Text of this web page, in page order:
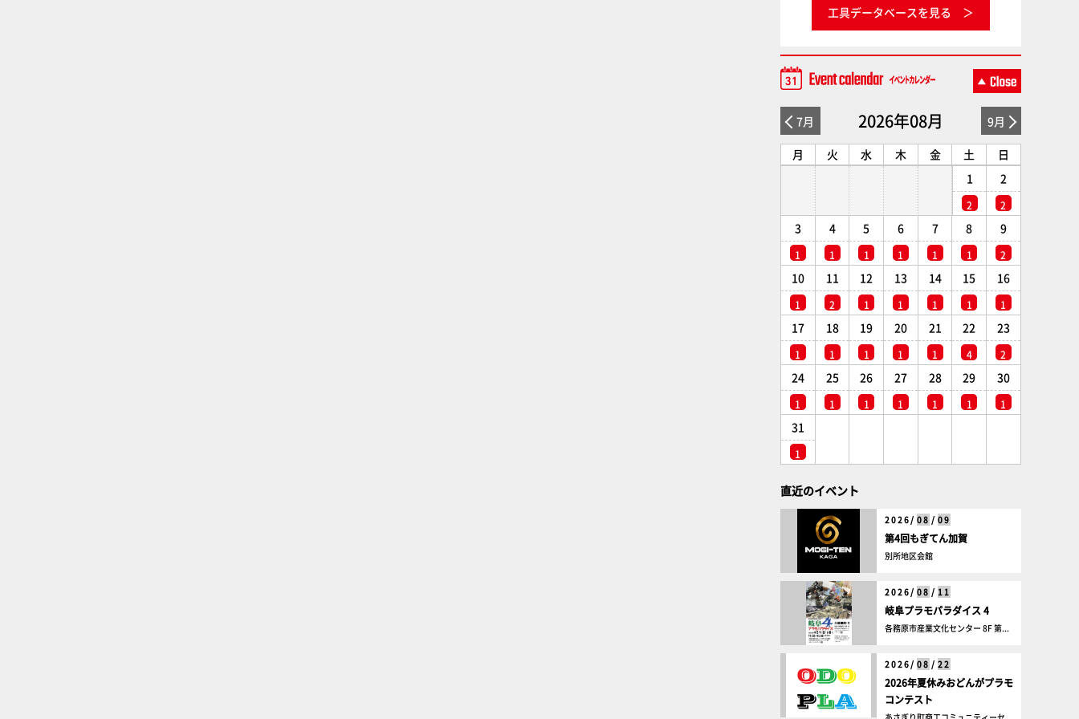
工具データベースを見る
7月 2026年08月 9月
月 火 水 木 金 土
日
1
2
2
2
3
1
4
1
5
1
6
1
7
1
8
1
9
2
10
1
11
2
12
1
13
1
14
1
15
1
16
1
17
1
18
1
19
1
20
1
21
1
22
4
23
2
24
1
25
1
26
1
27
1
28
1
29
1
30
1
31
1
直近のイベント
2026/ 08 / 09
第4回もぎてん加賀
別所地区会館
2026/ 08 / 11
岐阜プラモパラダイス 4
各務原市産業文化センター 8F 第...
2026/ 08 / 22
2026年夏休みおどんがプラモ
コンテスト